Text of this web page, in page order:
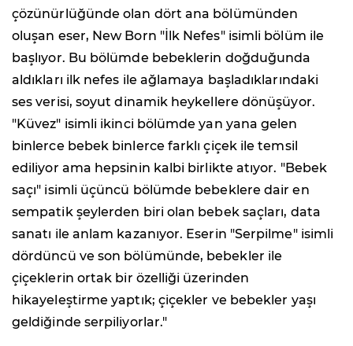
çözünürlüğünde olan dört ana bölümünden
oluşan eser, New Born "İlk Nefes" isimli bölüm ile
başlıyor. Bu bölümde bebeklerin doğduğunda
aldıkları ilk nefes ile ağlamaya başladıklarındaki
ses verisi, soyut dinamik heykellere dönüşüyor.
"Küvez" isimli ikinci bölümde yan yana gelen
binlerce bebek binlerce farklı çiçek ile temsil
ediliyor ama hepsinin kalbi birlikte atıyor. "Bebek
saçı" isimli üçüncü bölümde bebeklere dair en
sempatik şeylerden biri olan bebek saçları, data
sanatı ile anlam kazanıyor. Eserin "Serpilme" isimli
dördüncü ve son bölümünde, bebekler ile
çiçeklerin ortak bir özelliği üzerinden
hikayeleştirme yaptık; çiçekler ve bebekler yaşı
geldiğinde serpiliyorlar."